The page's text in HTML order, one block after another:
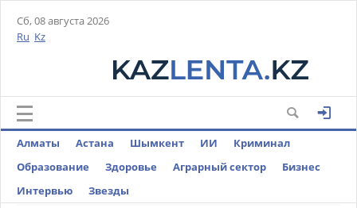
Сб, 08 августа 2026
Ru Kz
Алматы Астана Шымкент ИИ
Криминал
Образование
Здоровье Аграрный сектор
Бизнес
Интервью
Звезды